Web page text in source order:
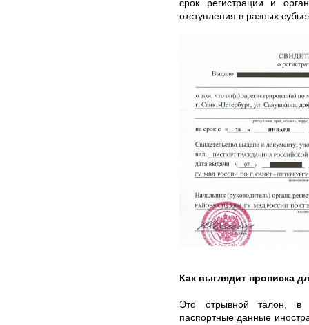
срок регистрации и
отступления в разных
Как выглядит прописка
Это отрывной талон, в
паспортные данные